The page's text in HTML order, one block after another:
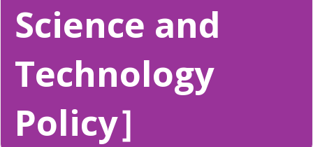
Science and
Technology
Policy］